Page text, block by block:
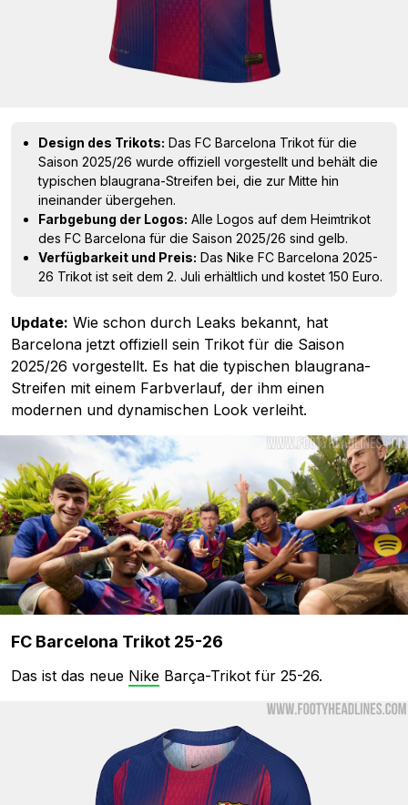
Design des Trikots: Das FC Barcelona Trikot für die
Saison 2025/26 wurde offiziell vorgestellt und behält die
typischen blaugrana-Streifen bei, die zur Mitte hin
ineinander übergehen.
Farbgebung der Logos: Alle Logos auf dem Heimtrikot
des FC Barcelona für die Saison 2025/26 sind gelb.
Verfügbarkeit und Preis: Das Nike FC Barcelona 2025-
26 Trikot ist seit dem 2. Juli erhältlich und kostet 150 Euro.
Update: Wie schon durch Leaks bekannt, hat
Barcelona jetzt offiziell sein Trikot für die Saison
2025/26 vorgestellt. Es hat die typischen blaugrana-
Streifen mit einem Farbverlauf, der ihm einen
modernen und dynamischen Look verleiht.
FC Barcelona Trikot 25-26
Das ist das neue Nike Barça-Trikot für 25-26.